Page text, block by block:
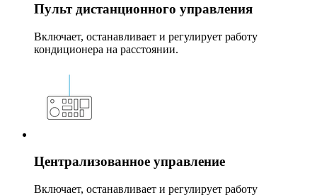
Пульт дистанционного управления
Включает, останавливает и регулирует работу
кондиционера на расстоянии.
Централизованное управление
Включает, останавливает и регулирует работу